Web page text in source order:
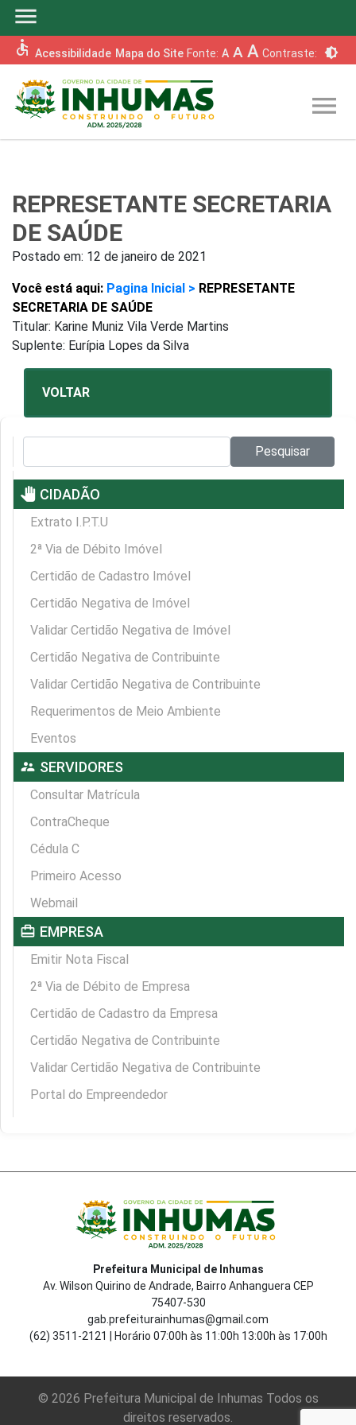
menu
accessible Acessibilidade Mapa do Site Fonte: A A A Contraste: brightness_6
menu
REPRESETANTE SECRETARIA
DE SAÚDE
Postado em: 12 de janeiro de 2021
Você está aqui: Pagina Inicial > REPRESETANTE
SECRETARIA DE SAÚDE
Titular: Karine Muniz Vila Verde Martins
Suplente: Eurípia Lopes da Silva
VOLTAR
Pesquisar
pan_tool CIDADÃO
Extrato I.P.T.U
2ª Via de Débito Imóvel
Certidão de Cadastro Imóvel
Certidão Negativa de Imóvel
Validar Certidão Negativa de Imóvel
Certidão Negativa de Contribuinte
Validar Certidão Negativa de Contribuinte
Requerimentos de Meio Ambiente
Eventos
supervisor_account SERVIDORES
Consultar Matrícula
ContraCheque
Cédula C
Primeiro Acesso
Webmail
card_travel EMPRESA
Emitir Nota Fiscal
2ª Via de Débito de Empresa
Certidão de Cadastro da Empresa
Certidão Negativa de Contribuinte
Validar Certidão Negativa de Contribuinte
Portal do Empreendedor
Prefeitura Municipal de Inhumas
Av. Wilson Quirino de Andrade, Bairro Anhanguera CEP
75407-530
gab.prefeiturainhumas@gmail.com
(62) 3511-2121 | Horário 07:00h às 11:00h 13:00h às 17:00h
© 2026 Prefeitura Municipal de Inhumas Todos os
direitos reservados.